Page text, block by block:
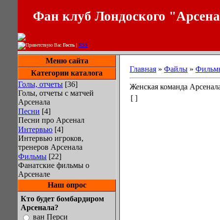
Фан клуб Лондоского
Приветствую Вас Гость | RSS
Меню сайта
Категории каталога
Голы, отчеты [36]
Голы, отчеты с матчей
Арсенала
Песни [4]
Песни про Арсенал
Интервью [4]
Интервью игроков,
тренеров Арсенала
Фильмы [22]
Фанатские фильмы о
Арсенале
Наш опрос
Кто будет бомбардиром
Арсенала?
ван Перси
Главная » Файлы »
Женская команда
[ ]